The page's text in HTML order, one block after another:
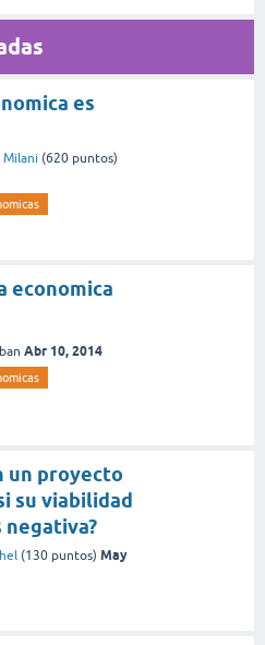
es
Milani (620 puntos)
economica
Abr 10, 2014
un proyecto
su viabilidad
negativa?
(130 puntos) May